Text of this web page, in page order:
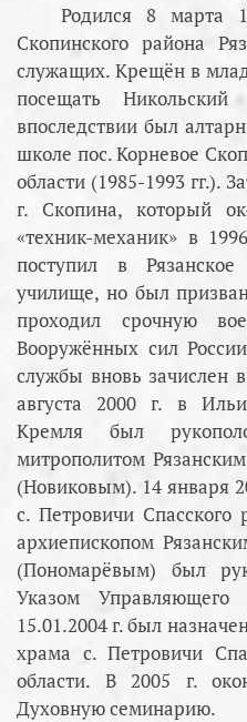
Родился 8 марта
Скопинского района
служащих. Крещён в
посещать
впоследствии был
школе пос. Корневое
области (1985-1993 гг.).
г. Скопина, который
«техник-механик» в
поступил в Рязанское
училище, но был
проходил срочную
Вооружённых сил
службы вновь зачислен
августа 2000 г. в
Кремля был
митрополитом
(Новиковым). 14 января
с. Петровичи Спасского
архиепископом
(Пономарёвым) был
Указом Управляющего
15.01.2004 г. был
храма с. Петровичи
области. В 2005 г.
Духовную семинарию.